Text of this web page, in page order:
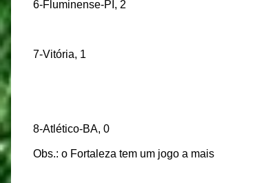
6-Fluminense-PI, 2
7-Vitória, 1
8-Atlético-BA, 0
Obs.: o Fortaleza tem um jogo a mais